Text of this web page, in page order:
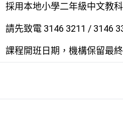
採用本地小學二年級中文教
請先致電 3146 3211 / 3146
課程開班日期，機構保留最